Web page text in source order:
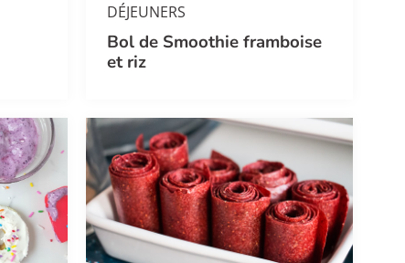
DÉJEUNERS
Bol de Smoothie framboise
et riz